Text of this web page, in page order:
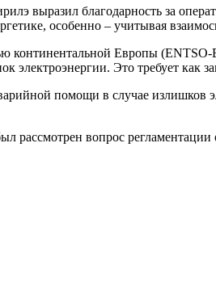
выразил благодарность за
особенно – учитывая
Европы
электроэнергии. Это требует как
помощи в случае излишков
рассмотрен вопрос